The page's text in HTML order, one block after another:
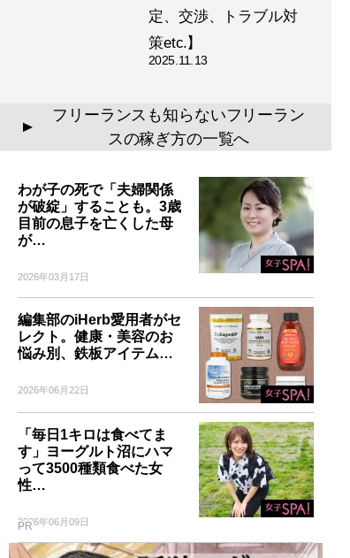
定、交渉、トラブル対
策etc.】
2025.11.13
▲
フリーランスも知らないフリーラン
スの稼ぎ方の一覧へ
わが子の死で「夫婦関係
が破綻」することも。3歳
目前の息子を亡くした母
が…
2026年03月17日
編集部のiHerb愛用者がセ
レクト。健康・美容のお
悩み別、鉄板アイテム…
2026年06月22日
「毎日1キロは食べてま
す」ヨーグルト沼にハマ
って3500種類食べた女
性…
2026年06月09日
PR